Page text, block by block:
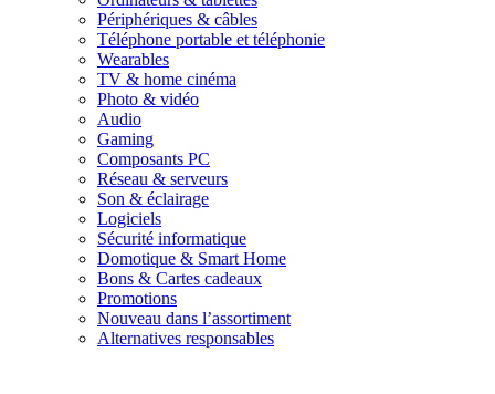
Périphériques & câbles
Téléphone portable et téléphonie
Wearables
TV & home cinéma
Photo & vidéo
Audio
Gaming
Composants PC
Réseau & serveurs
Son & éclairage
Logiciels
Sécurité informatique
Domotique & Smart Home
Bons & Cartes cadeaux
Promotions
Nouveau dans l’assortiment
Alternatives responsables